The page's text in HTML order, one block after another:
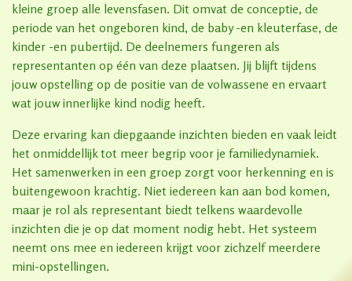
kleine groep alle levensfasen. Dit omvat de conceptie, de
periode van het ongeboren kind, de baby -en kleuterfase, de
kinder -en pubertijd. De deelnemers fungeren als
representanten op één van deze plaatsen. Jij blijft tijdens
jouw opstelling op de positie van de volwassene en ervaart
wat jouw innerlijke kind nodig heeft.
Deze ervaring kan diepgaande inzichten bieden en vaak leidt
het onmiddellijk tot meer begrip voor je familiedynamiek.
Het samenwerken in een groep zorgt voor herkenning en is
buitengewoon krachtig. Niet iedereen kan aan bod komen,
maar je rol als representant biedt telkens waardevolle
inzichten die je op dat moment nodig hebt. Het systeem
neemt ons mee en iedereen krijgt voor zichzelf meerdere
mini-opstellingen.